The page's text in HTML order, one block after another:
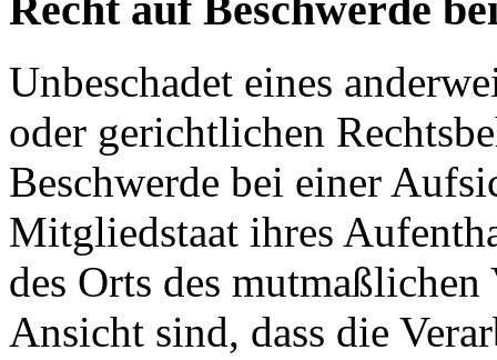
Unbeschadet eines
oder gerichtlichen
Beschwerde bei einer
Mitgliedstaat ihres
des Orts des
Ansicht sind, dass die